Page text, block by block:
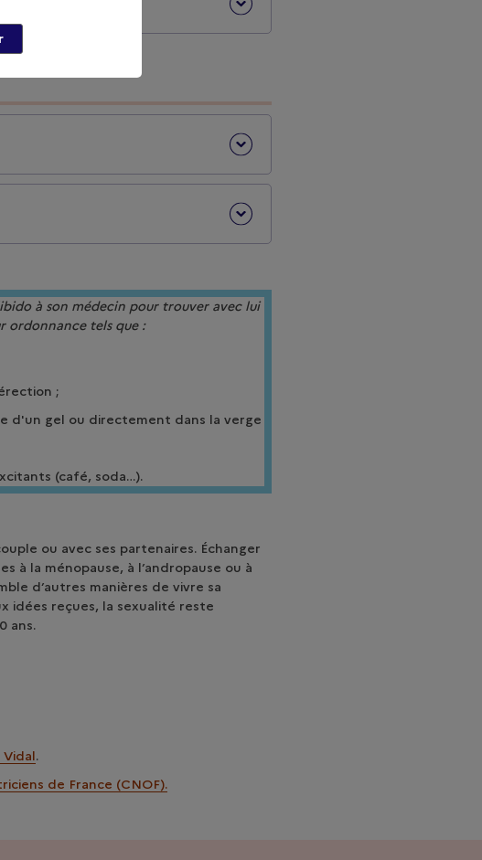
à son médecin pour trouver avec lui
ordonnance tels que :
;
d'un gel ou directement dans la verge
(café, soda…).
ou avec ses partenaires. Échanger
à la ménopause, à l’andropause ou à
d’autres manières de vivre sa
idées reçues, la sexualité reste
ans.
.
de France (CNOF).